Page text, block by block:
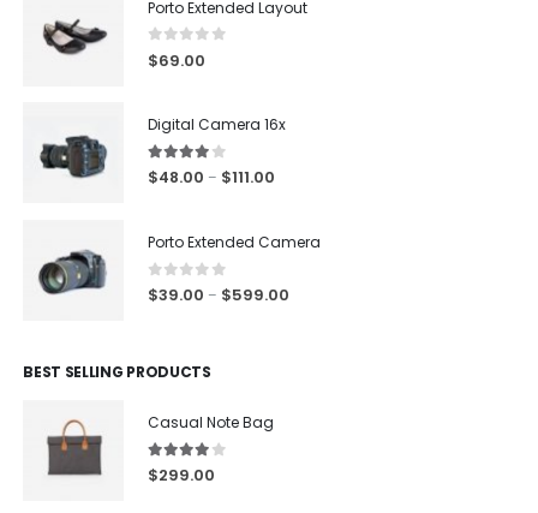
Porto Extended Layout
0 out of 5
$69.00
Digital Camera 16x
4.00out of 5
$48.00 – $111.00
Porto Extended Camera
0out of 5
$39.00 – $599.00
BEST SELLING PRODUCTS
Casual Note Bag
4.00out of 5
$299.00